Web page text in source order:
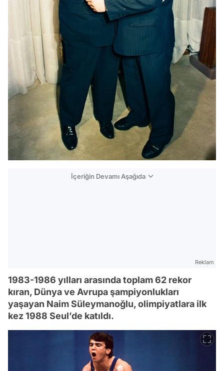
İçeriğin Devamı Aşağıda
Reklam
1983-1986 yılları arasında toplam 62 rekor
kıran, Dünya ve Avrupa şampiyonlukları
yaşayan Naim Süleymanoğlu, olimpiyatlara ilk
kez 1988 Seul’de katıldı.